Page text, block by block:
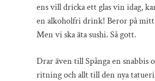
ens vill dricka ett glas vin idag,
en alkoholfri drink! Beror på
Men vi ska äta sushi. Så gott.
Drar även till Spånga en snabbis
ritning och allt till den nya